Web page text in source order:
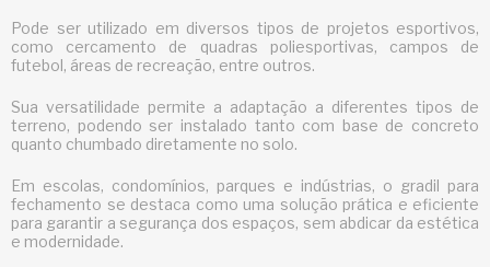
Pode ser utilizado em diversos tipos de projetos esportivos,
como cercamento de quadras poliesportivas, campos de
futebol, áreas de recreação, entre outros.
Sua versatilidade permite a adaptação a diferentes tipos de
terreno, podendo ser instalado tanto com base de concreto
quanto chumbado diretamente no solo.
Em escolas, condomínios, parques e indústrias, o gradil para
fechamento se destaca como uma solução prática e eficiente
para garantir a segurança dos espaços, sem abdicar da estética
e modernidade.